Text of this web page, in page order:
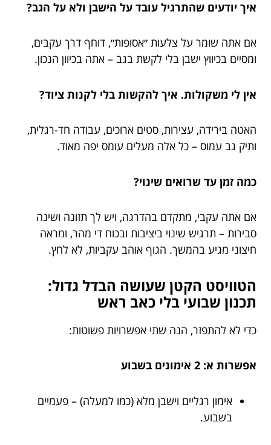
איך יודעים שהתרגיל עובד על הישבן ולא על הגב?
אם אתה שומר על צלעות ״אסופות״, דוחף דרך עקבים,
ומסיים בכיווץ ישבן בלי לקשת בגב – אתה בכיוון הנכון.
אין לי משקולות. איך להקשות בלי לקנות ציוד?
האטה בירידה, עצירות, סטים ארוכים, עבודה חד-רגלית,
ותיק גב עמוס – כל אלה מעלים עומס יפה מאוד.
כמה זמן עד שרואים שינוי?
אם אתה עקבי, מתקדם בהדרגה, ויש לך תזונה ושינה
סבירות – תרגיש שינוי ביציבות ובכוח די מהר, ומראה
חיצוני מגיע בהמשך. הגוף אוהב עקביות, לא לחץ.
הטוויסט הקטן שעושה הבדל גדול:
תכנון שבועי בלי כאב ראש
כדי לא להתפזר, הנה שתי אפשרויות פשוטות:
אפשרות א: 2 אימונים בשבוע
אימון רגליים וישבן מלא (כמו למעלה) – פעמיים
בשבוע.